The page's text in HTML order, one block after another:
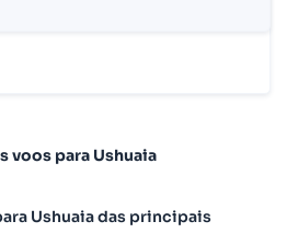
voos para Ushuaia
Ushuaia das principais